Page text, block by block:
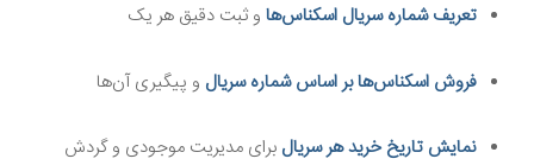
تعریف شماره سریال اسکناس‌هاو ثبت دقیق هر یک
فروش اسکناس‌ها بر اساس شماره سریال و پیگیری آن‌ها
نمایش تاریخ خرید هر سریال برای مدیریت موجودی و گردش